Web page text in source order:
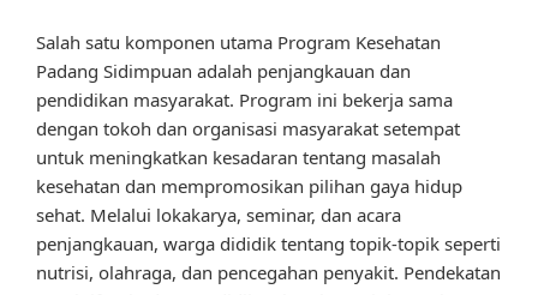
Salah satu komponen utama Program Kesehatan
Padang Sidimpuan adalah penjangkauan dan
pendidikan masyarakat. Program ini bekerja sama
dengan tokoh dan organisasi masyarakat setempat
untuk meningkatkan kesadaran tentang masalah
kesehatan dan mempromosikan pilihan gaya hidup
sehat. Melalui lokakarya, seminar, dan acara
penjangkauan, warga dididik tentang topik-topik seperti
nutrisi, olahraga, dan pencegahan penyakit. Pendekatan